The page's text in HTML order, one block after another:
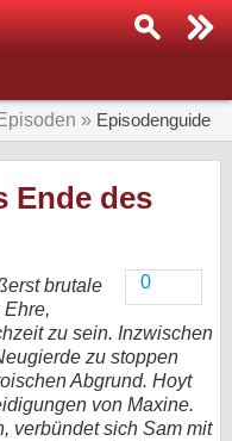
» Episodenguide
Ende des
0
brutale
zu sein. Inzwischen
zu stoppen
Abgrund. Hoyt
von Maxine.
verbündet sich Sam mit